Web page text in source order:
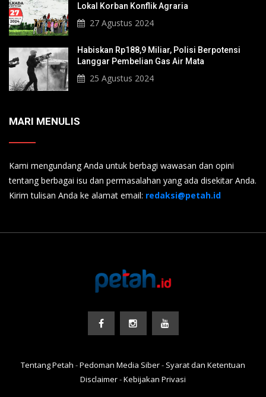
Lokal Korban Konflik Agraria
27 Agustus 2024
Habiskan Rp188,9 Miliar, Polisi Berpotensi
Langgar Pembelian Gas Air Mata
25 Agustus 2024
MARI MENULIS
Kami mengundang Anda untuk berbagi wawasan dan opini
tentang berbagai isu dan permasalahan yang ada disekitar Anda.
Kirim tulisan Anda ke alamat email: redaksi@petah.id
Tentang Petah -Pedoman Media Siber- Syarat dan Ketentuan
Disclaimer-Kebijakan Privasi